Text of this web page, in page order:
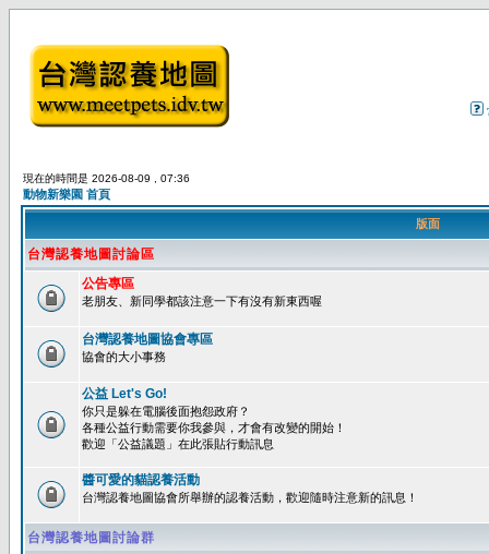
現在的時間是 2026-08-09 , 07:36
動物新樂園 首頁
版面
台灣認養地圖討論區
公告專區
老朋友、新同學都該注意一下有沒有新東西喔
台灣認養地圖協會專區
協會的大小事務
公益 Let's Go!
你只是躲在電腦後面抱怨政府？
各種公益行動需要你我參與，才會有改變的開始！
歡迎「公益議題」在此張貼行動訊息
醬可愛的貓認養活動
台灣認養地圖協會所舉辦的認養活動，歡迎隨時注意新的訊息！
台灣認養地圖討論群